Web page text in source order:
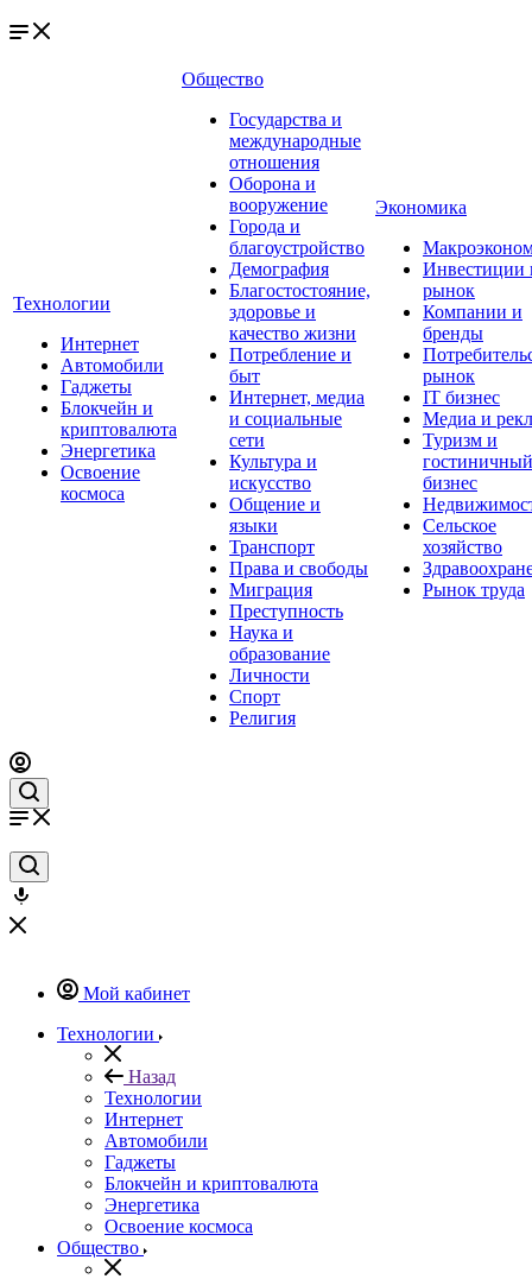
Технологии
Интернет
Автомобили
Гаджеты
Блокчейн и
криптовалюта
Энергетика
Освоение
космоса
Общество
Государства и
международные
отношения
Оборона и
вооружение
Города и
благоустройство
Демография
Благостостояние,
здоровье и
качество жизни
Потребление и
быт
Интернет, медиа
и социальные
сети
Культура и
искусство
Общение и
языки
Транспорт
Права и свободы
Миграция
Преступность
Наука и
образование
Личности
Спорт
Религия
Экономика
Инвестиции
рынок
Компании и
бренды
рынок
IT бизнес
Медиа и
Туризм и
гостиничный
бизнес
Сельское
хозяйство
Рынок труда
Мой кабинет
Технологии
Назад
Технологии
Интернет
Автомобили
Гаджеты
Блокчейн и криптовалюта
Энергетика
Освоение космоса
Общество